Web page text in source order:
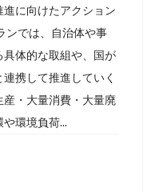
進に向けたアクション
ンでは、自治体や事
体的な取組や、国が
携して推進していく
・大量消費・大量廃
環境負荷...